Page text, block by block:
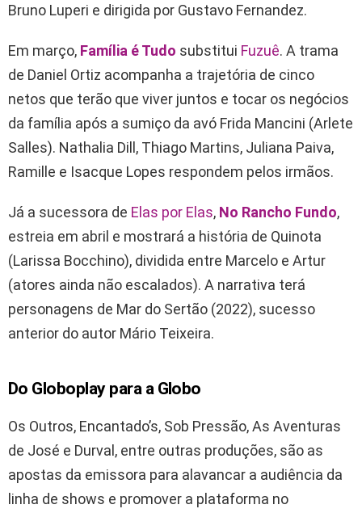
Bruno Luperi e dirigida por Gustavo Fernandez.
Em março, Família é Tudo substitui Fuzuê. A trama
de Daniel Ortiz acompanha a trajetória de cinco
netos que terão que viver juntos e tocar os negócios
da família após a sumiço da avó Frida Mancini (Arlete
Salles). Nathalia Dill, Thiago Martins, Juliana Paiva,
Ramille e Isacque Lopes respondem pelos irmãos.
Já a sucessora de Elas por Elas, No Rancho Fundo,
estreia em abril e mostrará a história de Quinota
(Larissa Bocchino), dividida entre Marcelo e Artur
(atores ainda não escalados). A narrativa terá
personagens de Mar do Sertão (2022), sucesso
anterior do autor Mário Teixeira.
Do Globoplay para a Globo
Os Outros, Encantado’s, Sob Pressão, As Aventuras
de José e Durval, entre outras produções, são as
apostas da emissora para alavancar a audiência da
linha de shows e promover a plataforma no